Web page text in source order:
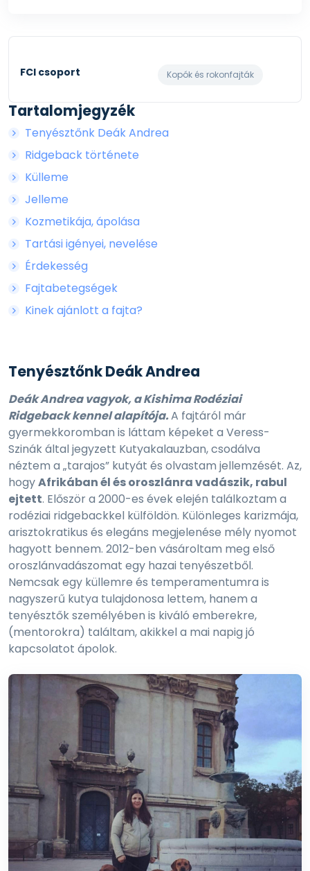
FCI csoport Kopók és rokonfajták
Tartalomjegyzék
Tenyésztőnk Deák Andrea
Ridgeback története
Külleme
Jelleme
Kozmetikája, ápolása
Tartási igényei, nevelése
Érdekesség
Fajtabetegségek
Kinek ajánlott a fajta?
Tenyésztőnk Deák Andrea
Deák Andrea vagyok, a Kishima Rodéziai
Ridgeback kennel alapítója.A fajtáról már
gyermekkoromban is láttam képeket a Veress-
Szinák által jegyzett Kutyakalauzban, csodálva
néztem a „tarajos” kutyát és olvastam jellemzését. Az,
hogyAfrikában él és oroszlánra vadászik, rabul
ejtett. Először a 2000-es évek elején találkoztam a
rodéziai ridgebackkel külföldön. Különleges karizmája,
arisztokratikus és elegáns megjelenése mély nyomot
hagyott bennem. 2012-ben vásároltam meg első
oroszlánvadászomat egy hazai tenyészetből.
Nemcsak egy küllemre és temperamentumra is
nagyszerű kutya tulajdonosa lettem, hanem a
tenyésztők személyében is kiváló emberekre,
(mentorokra) találtam, akikkel a mai napig jó
kapcsolatot ápolok.